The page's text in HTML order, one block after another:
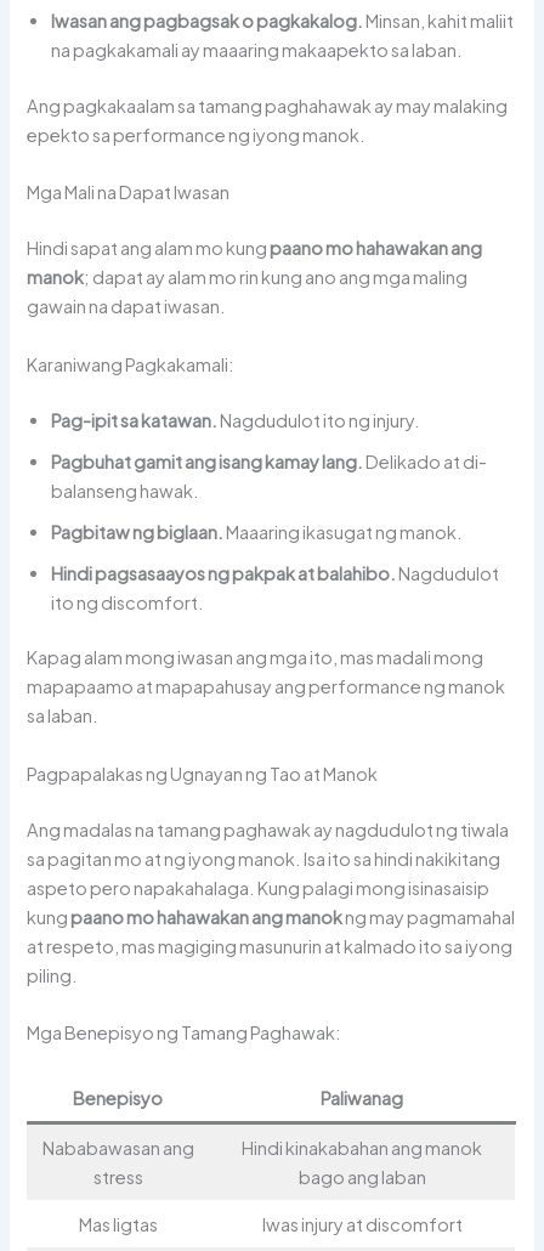
Iwasan ang pagbagsak o pagkakalog. Minsan, kahit maliit
na pagkakamali ay maaaring makaapekto sa laban.
Ang pagkakaalam sa tamang paghahawak ay may malaking
epekto sa performance ng iyong manok.
Mga Mali na Dapat Iwasan
Hindi sapat ang alam mo kung paano mo hahawakan ang
manok; dapat ay alam mo rin kung ano ang mga maling
gawain na dapat iwasan.
Karaniwang Pagkakamali:
Pag-ipit sa katawan. Nagdudulot ito ng injury.
Pagbuhat gamit ang isang kamay lang. Delikado at di-
balanseng hawak.
Pagbitaw ng biglaan. Maaaring ikasugat ng manok.
Hindi pagsasaayos ng pakpak at balahibo. Nagdudulot
ito ng discomfort.
Kapag alam mong iwasan ang mga ito, mas madali mong
mapapaamo at mapapahusay ang performance ng manok
sa laban.
Pagpapalakas ng Ugnayan ng Tao at Manok
Ang madalas na tamang paghawak ay nagdudulot ng tiwala
sa pagitan mo at ng iyong manok. Isa ito sa hindi nakikitang
aspeto pero napakahalaga. Kung palagi mong isinasaisip
kung paano mo hahawakan ang manokng may pagmamahal
at respeto, mas magiging masunurin at kalmado ito sa iyong
piling.
Mga Benepisyo ng Tamang Paghawak:
Benepisyo Paliwanag
Nababawasan ang
stress
Hindi kinakabahan ang manok
bago ang laban
Mas ligtas Iwas injury at discomfort